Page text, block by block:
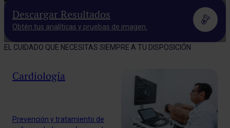
Descargar Resultados
Obtén tus analíticas y pruebas de imagen.
EL CUIDADO QUE NECESITAS SIEMPRE A TU DISPOSICIÓN
Cardiología
Prevención y tratamiento de